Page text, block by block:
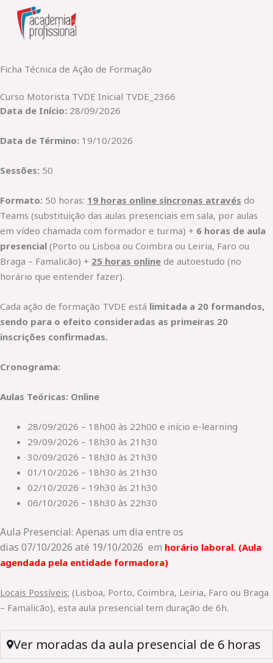
content
Ficha Técnica de Ação de Formação
Curso Motorista TVDE Inicial TVDE_2366
Data de Início: 28/09/2026
Data de Término: 19/10/2026
Sessões: 50
Formato: 50 horas: 19 horas online síncronas através do
Teams (substituição das aulas presenciais em sala, por aulas
em vídeo chamada com formador e turma) + 6 horas de aula
presencial (Porto ou Lisboa ou Coimbra ou Leiria, Faro ou
Braga – Famalicão) + 25 horas online de autoestudo (no
horário que entender fazer).
Cada ação de formação TVDE está limitada a 20 formandos,
sendo para o efeito consideradas as primeiras 20
inscrições confirmadas.
Cronograma:
Aulas Teóricas: Online
28/09/2026 – 18h00 às 22h00 e início e-learning
29/09/2026 – 18h30 às 21h30
30/09/2026 – 18h30 às 21h30
01/10/2026 – 18h30 às 21h30
02/10/2026 – 19h30 às 21h30
06/10/2026 – 18h30 às 22h30
Aula Presencial: Apenas um dia entre os
dias 07/10/2026 até 19/10/2026 em horário laboral. (Aula
agendada pela entidade formadora)
Locais Possíveis: (Lisboa, Porto, Coimbra, Leiria, Faro ou Braga
– Famalicão), esta aula presencial tem duração de 6h.
Ver moradas da aula presencial de 6 horas